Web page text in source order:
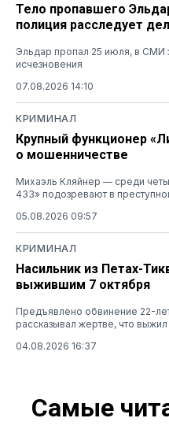
Тело пропавшего
полиция расследует
Эльдар пропал 25 июля, в СМИ
исчезновения
07.08.2026 14:10
КРИМИНАЛ
Крупный функционер
о мошенничестве
Михаэль Кляйнер — среди
433» подозревают в
05.08.2026 09:57
КРИМИНАЛ
Насильник из Петах-
выжившим 7 октября
Предъявлено обвинение 22-
рассказывал жертве, что
04.08.2026 16:37
Самые